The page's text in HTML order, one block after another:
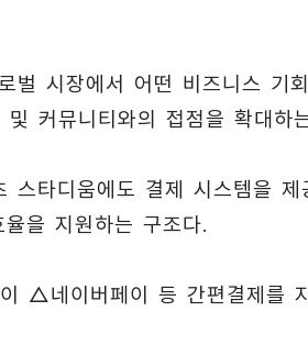
벌 시장에서 어떤 비즈니스 기
커뮤니티와의 접점을 확대하
스타디움에도 결제 시스템을
을 지원하는 구조다.
△네이버페이 등 간편결제를